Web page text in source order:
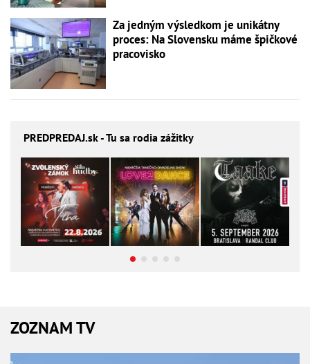
Za jedným výsledkom je unikátny
proces: Na Slovensku máme špičkové
pracovisko
PREDPREDAJ.sk - Tu sa rodia zážitky
ZOZNAM TV